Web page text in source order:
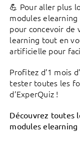
💪 Pour aller plus
modules
pour concevoir de
learning tout en
artificielle pour
Profitez d’1 mois
tester toutes les
d’ExperQuiz !
Découvrez toutes
modules